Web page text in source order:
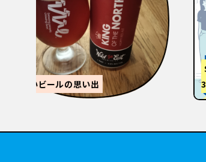
STANDUMINEKOClosingPartyと
3tR